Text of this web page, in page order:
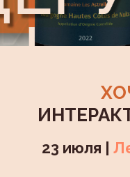
23 июля |